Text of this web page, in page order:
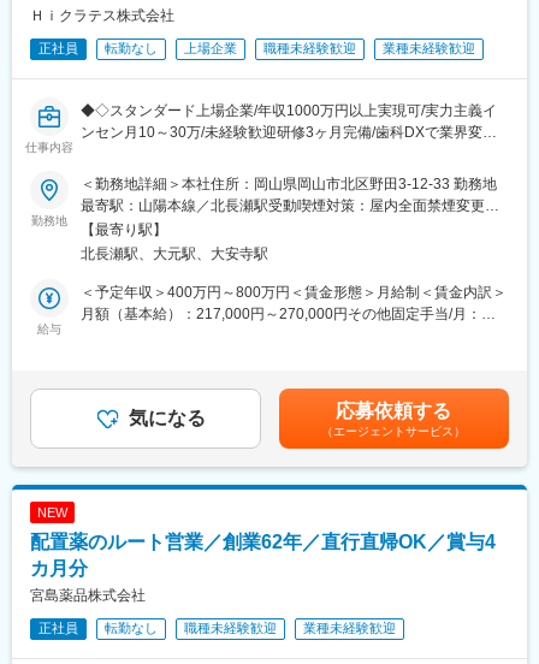
Ｈｉクラテス株式会社
正社員 転勤なし 上場企業 職種未経験歓迎 業種未経験歓迎
仕事内容
◆◇スタンダード上場企業/年収1000万円以上実現可/実力主義イ
ンセン月10～30万/未経験歓迎研修3ヶ月完備/歯科DXで業界変
■業務内容
・顧客の業務効率を高めるシステム提案（BtoB営業）
・システムの操作説明、サポート、新規システムの導入提案
・顧客からの依頼・要望等のヒアリング
担当顧客数は約20～30社程度となります。歯科医院に対して、歯
営業がアフターフォローまで深く関与します。
※業務は、新規営業7割：既存3割の割合です。新規営業が中心の
ため成果を出しやすく、インセンティブ獲得のチャンスが豊富で
（電子カルテ、レセプト、画像管理、患者説明などを統合管理）
・AI・音声対応の歯周病検査システム
・その他オプション製品
■入社後の流れ：
勤務地
＜勤務地詳細＞本社住所：岡山県岡山市北区野田3-12-33 勤務地
最寄駅：山陽本線／北長瀬駅受動喫煙対策：屋内全面禁煙変更の
範囲：会社の定める事業所
【最寄り駅】
北長瀬駅、大元駅、大安寺駅
給与
＜予定年収＞400万円～800万円＜賃金形態＞月給制＜賃金内訳＞
月額（基本給）：217,000円～270,000円その他固定手当/月：
業手当＞有＜給与補足＞※上記年収条件はあくまで目安であり、ス
キルによってはこれ以上に上がる可能性があります。■昇給：1ヶ
月あたり5,000円／月（過去実績）■賞与：年3回、60万円～450万
円（過去実績）賃金はあくまでも目安の金額であり、選考を通じ
て上下する可能性があります。月給(月額)は固定手当を含めた表記
気になる 応募依頼する
（エージェントサービス）
NEW
配置薬のルート営業／創業62年／直行直帰OK／賞与4
カ月分
宮島薬品株式会社
正社員 転勤なし 職種未経験歓迎 業種未経験歓迎